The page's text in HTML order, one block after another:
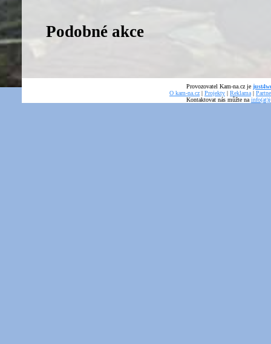
Podobné akce
Provozovatel Kam-na.cz je
O kam-na.cz | Projekty | Reklama |
Kontaktovat nás můžte na